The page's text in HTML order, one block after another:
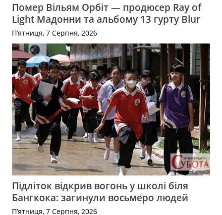
Помер Вільям Орбіт — продюсер Ray of
Light Мадонни та альбому 13 гурту Blur
П’ятниця, 7 Серпня, 2026
Підліток відкрив вогонь у школі біля
Бангкока: загинули восьмеро людей
П’ятниця, 7 Серпня, 2026